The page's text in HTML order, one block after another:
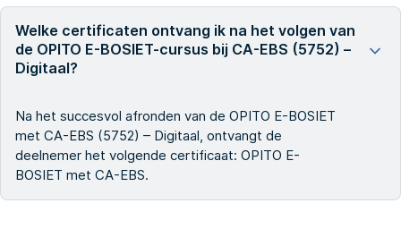
Welke certificaten ontvang ik na het volgen van
de OPITO E-BOSIET-cursus bij CA-EBS (5752) –
Digitaal?
Na het succesvol afronden van de OPITO E-BOSIET
met CA-EBS (5752) – Digitaal, ontvangt de
deelnemer het volgende certificaat: OPITO E-
BOSIET met CA-EBS.